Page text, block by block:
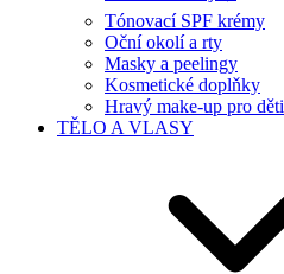
Tónovací SPF krémy
Oční okolí a rty
Masky a peelingy
Kosmetické doplňky
Hravý make-up pro děti
TĚLO A VLASY